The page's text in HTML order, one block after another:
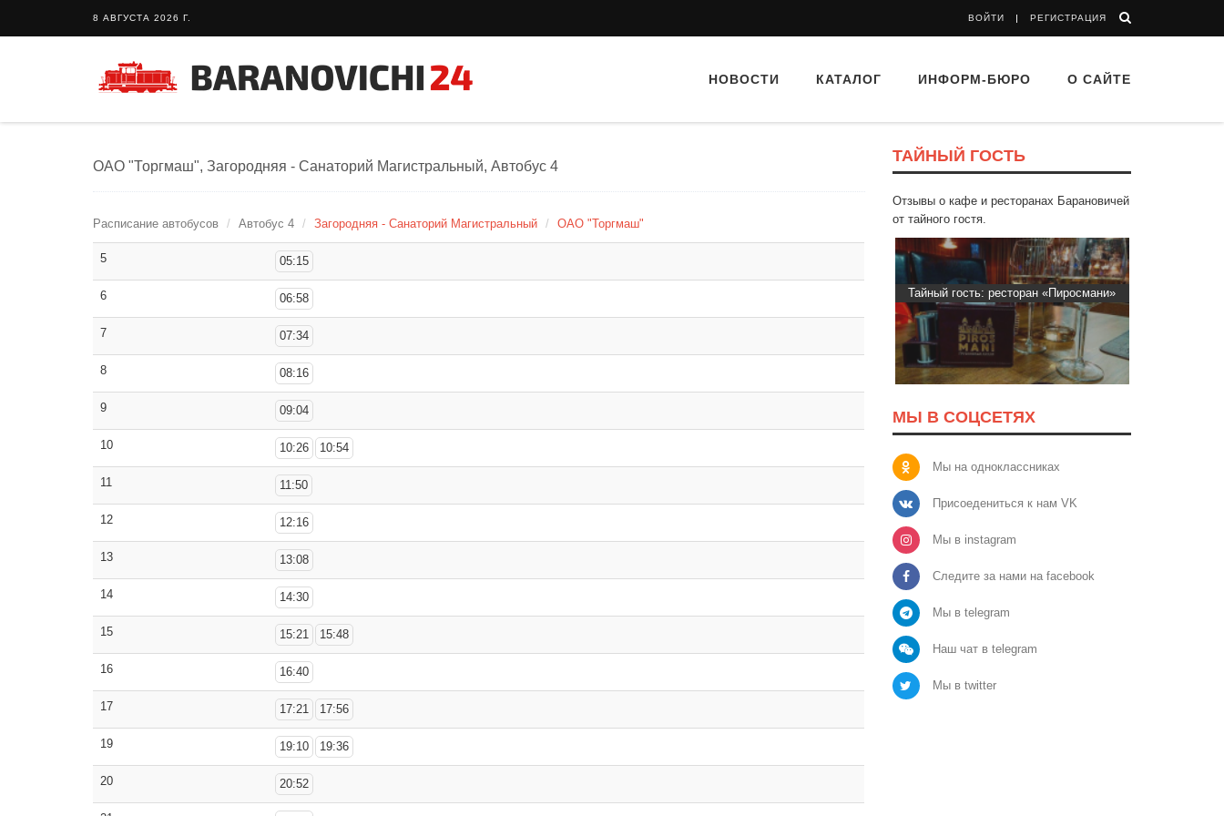
8 АВГУСТА 2026 Г. ВОЙТИ РЕГИСТРАЦИЯ
НОВОСТИ КАТАЛОГ ИНФОРМ-БЮРО О САЙТЕ
ОАО "Торгмаш", Загородняя - Санаторий Магистральный, Автобус 4
Расписание автобусов Автобус 4 Загородняя - Санаторий Магистральный ОАО "Торгмаш"
5 05:15
6 06:58
7 07:34
8 08:16
9 09:04
10 10:26 10:54
11 11:50
12 12:16
13 13:08
14 14:30
15 15:21 15:48
16 16:40
17 17:21 17:56
19 19:10 19:36
20 20:52
ТАЙНЫЙ ГОСТЬ
Отзывы о кафе и ресторанах Барановичей
от тайного гостя.
Тайный гость: ресторан «Пиросмани»
МЫ В СОЦСЕТЯХ
Мы на одноклассниках
Присоедениться к нам VK
Мы в instagram
Следите за нами на facebook
Мы в telegram
Наш чат в telegram
Мы в twitter